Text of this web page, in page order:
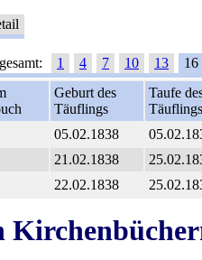
1 4 7 10 13
16
Geburt des
Täuflings
Taufe
Täuflings
05.02.1838
21.02.1838
22.02.1838